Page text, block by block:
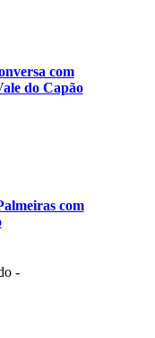
com
do Capão
com
-